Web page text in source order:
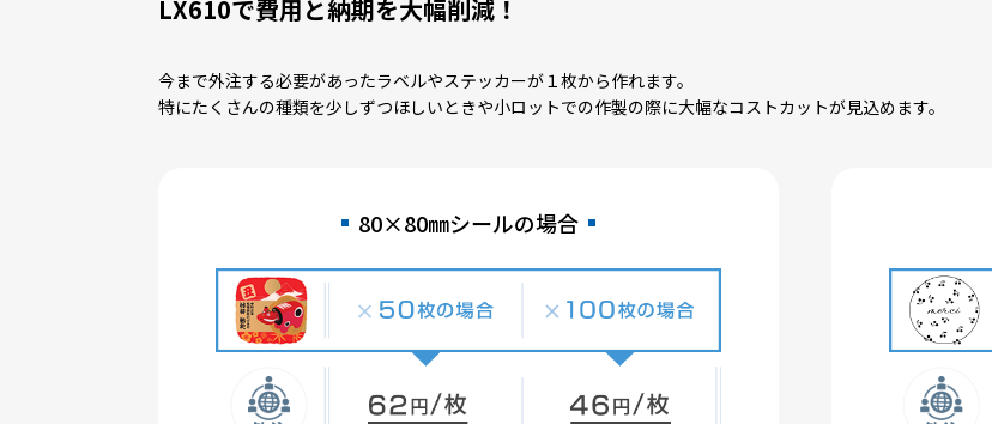
LX610で費用と納期を大幅削減！
今まで外注する必要があったラベルやステッカーが１枚から作れます。
特にたくさんの種類を少しずつほしいときや小ロットでの作製の際に大幅なコストカットが見込めます。
80×80㎜シールの場合